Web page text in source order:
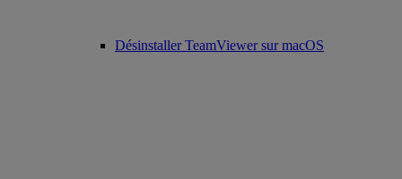
Désinstaller TeamViewer sur macOS